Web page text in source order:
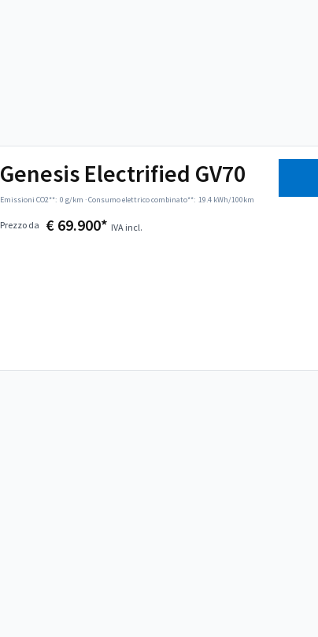
Genesis Electrified GV70
Emissioni CO2**: 0 g/km ·Consumo elettrico combinato**: 19.4 kWh/100km
Prezzo da € 69.900* IVA incl.